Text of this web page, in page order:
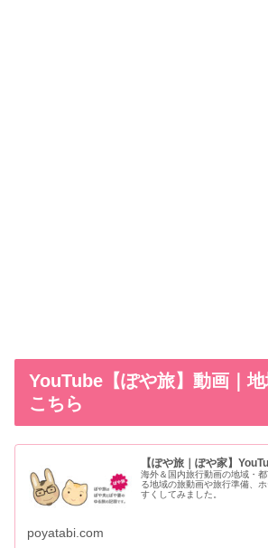
YouTube【ぽや旅】動画｜
こちら
【ぽや旅｜ぽや家】
海外＆国内旅行動画の地域・
る地域の旅動画や旅行準備、
すくしてみました。
poyatabi.com